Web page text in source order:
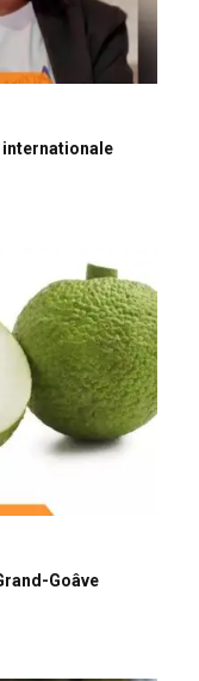
internationale
Goâve